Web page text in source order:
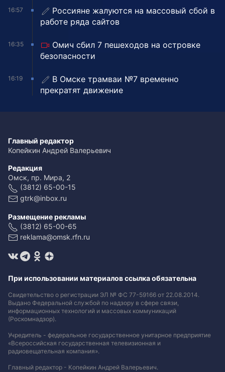
16:57
Россияне жалуются на массовый сбой в
работе ряда сайтов
16:35
Омич сбил 7 пешеходов на островке
безопасности
16:19
В Омске трамваи №7 временно
прекратят движение
Главный редактор
Копейкин Андрей Валерьевич
Редакция
Омск, пр. Мира, 2
(3812) 65-00-15
gtrk@inbox.ru
Размещение рекламы
(3812) 65-00-65
reklama@omsk.rfn.ru
При использовании материалов ссылка обязательна
Свидетельство о регистрации ЭЛ № ФС 77-59166 от 22.08.2014.
Выдано Федеральной службой по надзору в сфере связи,
информационных технологий и массовых коммуникаций
(Роскомнадзор).
Учредитель - федеральное государственное унитарное предприятие
«Всероссийская государственная телевизионная и
радиовещательная компания».
Главный редактор - Копейкин Андрей Валерьевич.